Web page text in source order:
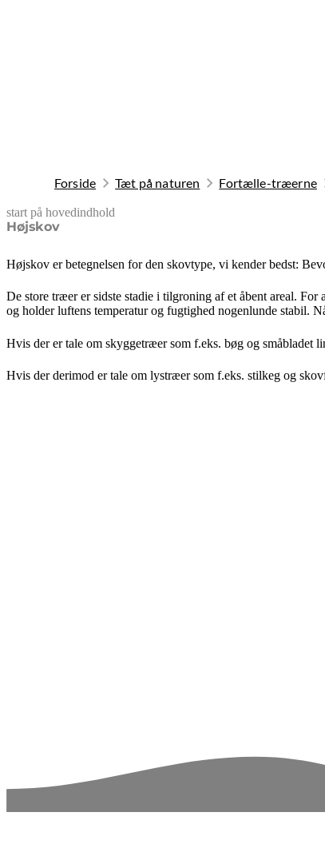
Forside Tæt på naturen Fortælle-træerne
start på hovedindhold
Højskov
senest opdateret 9. februar 2026
Højskov er betegnelsen for den skovtype, vi kender bedst:
De store træer er sidste stadie i tilgroning af et åbent areal.
og holder luftens temperatur og fugtighed nogenlunde stabil.
Hvis der er tale om skyggetræer som f.eks. bøg og småbladet
Hvis der derimod er tale om lystræer som f.eks. stilkeg og